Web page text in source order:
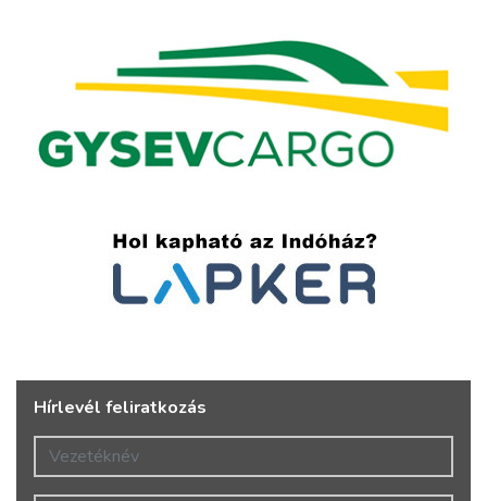
Hírlevél feliratkozás
Vezetéknév